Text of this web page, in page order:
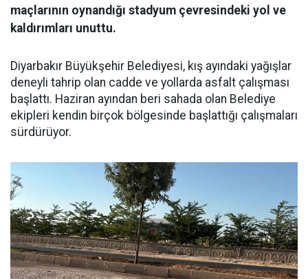
maçlarının oynandığı stadyum çevresindeki yol ve
kaldırımları unuttu.
Diyarbakır Büyükşehir Belediyesi, kış ayındaki yağışlar
deneyli tahrip olan cadde ve yollarda asfalt çalışması
başlattı. Haziran ayından beri sahada olan Belediye
ekipleri kendin birçok bölgesinde başlattığı çalışmaları
sürdürüyor.